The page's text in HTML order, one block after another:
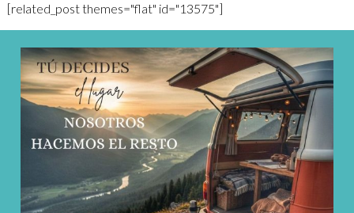
[related_post themes="flat" id="13575"]